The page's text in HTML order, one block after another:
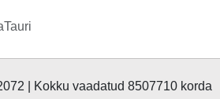
| Kokku vaadatud 8507710 korda